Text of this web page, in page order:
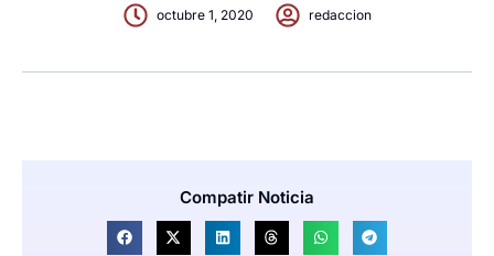
octubre 1, 2020 redaccion
Compatir Noticia